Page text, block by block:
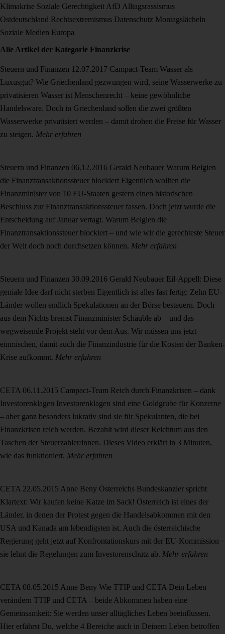
Klimakrise Soziale Gerechtigkeit AfD Alltagsrassismus
Ostdeutschland Rechtsextremismus Datenschutz Montagslächeln
Soziale Medien Europa
Alle Artikel der Kategorie Finanzkrise
Steuern und Finanzen 12.07.2017 Campact-Team Wasser als
Luxusgut? Wie Griechenland gezwungen wird, seine Wasserwerke zu
privatisieren Wasser ist Menschenrecht – keine gewöhnliche
Handelsware. Doch in Griechenland sollen die zwei größten
Wasserwerke privatisiert werden – damit drohen die Preise für Wasser
zu steigen. Mehr erfahren
Steuern und Finanzen 06.12.2016 Gerald Neubauer Warum Belgien
die Finanztransaktionssteuer blockiert Eigentlich wollten die
Finanzminister von 10 EU-Staaten gestern einen historischen
Beschluss zur Finanztransaktionssteuer fassen. Doch jetzt wurde die
Entscheidung auf Januar vertagt. Warum Belgien die
Finanztransaktionssteuer blockiert – und wie wir die gerechteste Steuer
der Welt doch noch durchsetzen können. Mehr erfahren
Steuern und Finanzen 30.09.2016 Gerald Neubauer Eil-Appell: Diese
geniale Idee darf nicht sterben Eigentlich ist alles fast fertig: Zehn EU-
Länder wollen endlich Spekulationen an der Börse besteuern. Doch
aus dem Nichts bremst Finanzminister Schäuble ab – und das
wegweisende Projekt steht vor dem Aus. Wir müssen uns jetzt
einmischen, damit auch die Finanzindustrie für die Kosten der Banken-
Krise aufkommt. Mehr erfahren
CETA 06.11.2015 Campact-Team Reich durch Finanzkrisen – dank
Investorenklagen Investorenklagen sind eine Goldgrube für Konzerne
– aber ganz besonders lukrativ sind sie für Spekulanten, die bei
Finanzkrisen reich werden. Bezahlt wird dieser Reichtum aus den
Taschen der Steuerzahler/innen. Dieses Video erklärt in 3 Minuten,
wie das funktioniert. Mehr erfahren
CETA 22.05.2015 Anne Beny Österreichs Bundeskanzler spricht
Klartext: Wir kaufen keine Katze im Sack! Österreich ist eines der
Länder, in denen der Protest gegen die Handelsabkommen mit den
USA und Kanada am lebendigsten ist. Auch die österreichische
Regierung geht jetzt auf Konfrontationskurs mit der EU-Kommission –
sie lehnt die Regelungen zum Investorenschutz ab. Mehr erfahren
CETA 08.05.2015 Anne Beny Wie TTIP und CETA Dein Leben
verändern TTIP und CETA – beide Abkommen haben eine
Gemeinsamkeit: Sie werden unser alltägliches Leben beeinflussen.
Hier erfährst Du, welche 4 Bereiche auch in Deinem Leben betroffen